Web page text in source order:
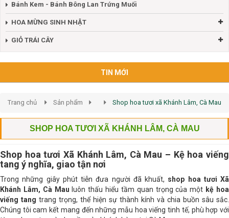
Bánh Kem - Bánh Bông Lan Trứng Muối
HOA MỪNG SINH NHẬT
GIỎ TRÁI CÂY
TIN MỚI
Trang chủ Sản phẩm Shop hoa tươi xã Khánh Lâm, Cà Mau
SHOP HOA TƯƠI XÃ KHÁNH LÂM, CÀ MAU
Shop hoa tươi Xã Khánh Lâm, Cà Mau – Kệ hoa viếng
tang ý nghĩa, giao tận nơi
Trong những giây phút tiễn đưa người đã khuất, shop hoa tươi Xã
Khánh Lâm, Cà Mau luôn thấu hiểu tầm quan trọng của một kệ hoa
viếng tang trang trọng, thể hiện sự thành kính và chia buồn sâu sắc.
Chúng tôi cam kết mang đến những mẫu hoa viếng tinh tế, phù hợp với